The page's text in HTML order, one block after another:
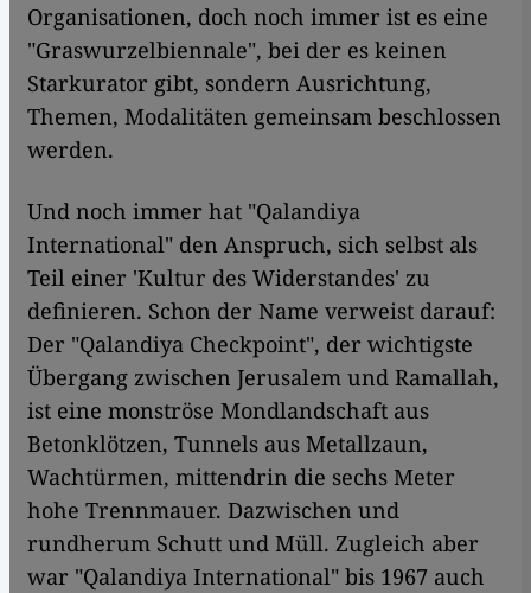
Organisationen, doch noch immer ist es eine
"Graswurzelbiennale", bei der es keinen
Starkurator gibt, sondern Ausrichtung,
Themen, Modalitäten gemeinsam beschlossen
werden.
Und noch immer hat "Qalandiya
International" den Anspruch, sich selbst als
Teil einer 'Kultur des Widerstandes' zu
definieren. Schon der Name verweist darauf:
Der "Qalandiya Checkpoint", der wichtigste
Übergang zwischen Jerusalem und Ramallah,
ist eine monströse Mondlandschaft aus
Betonklötzen, Tunnels aus Metallzaun,
Wachtürmen, mittendrin die sechs Meter
hohe Trennmauer. Dazwischen und
rundherum Schutt und Müll. Zugleich aber
war "Qalandiya International" bis 1967 auch